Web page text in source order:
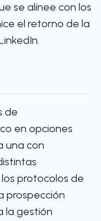
se alinee con los
el retorno de la
de
en opciones
una con
protocolos de
prospección
la gestión